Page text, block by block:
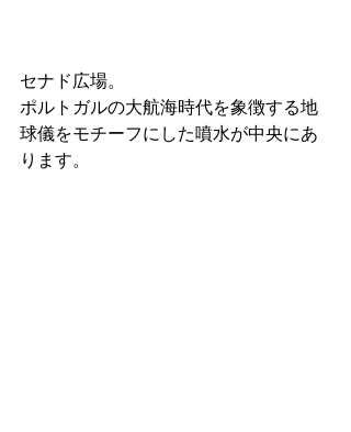
セナド広場。
ポルトガルの大航海時代を象徴する地
球儀をモチーフにした噴水が中央にあ
ります。